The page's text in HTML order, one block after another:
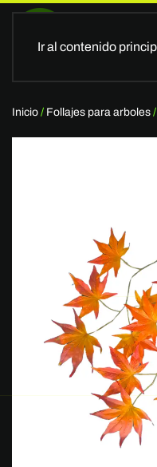
Ir al contenido
Inicio / Follajes para arboles